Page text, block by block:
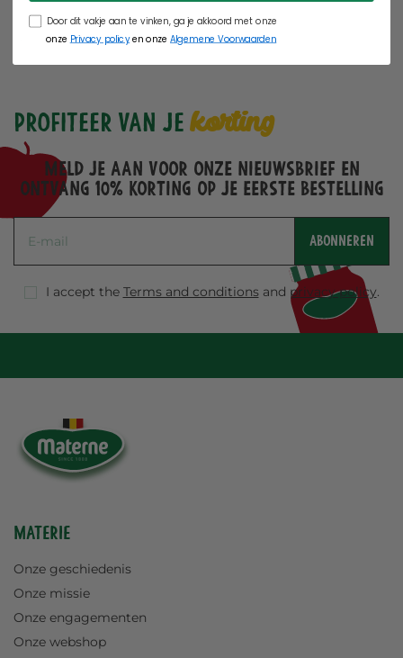
Profiteer van jekorting
Meld je aan voor onze nieuwsbrief en
ontvang 10% korting op je eerste bestelling
ABONNEREN
I accept the Terms and conditionsand privacy policy.
Materie
Onze geschiedenis
Onze missie
Onze engagementen
Onze webshop
Door dit vakje aan te vinken, ga je akkoord met onze
onze Privacy policyen onze Algemene Voorwaarden